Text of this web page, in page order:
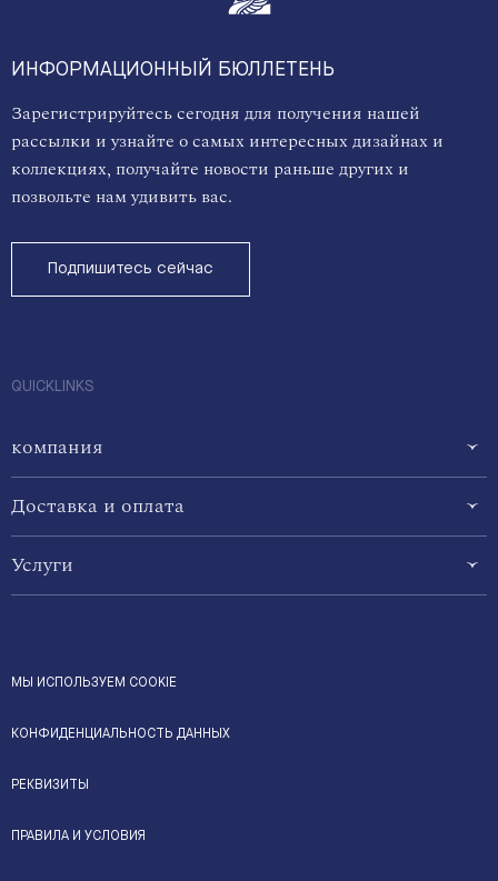
ИНФОРМАЦИОННЫЙ БЮЛЛЕТЕНЬ
Зарегистрируйтесь сегодня для получения нашей
рассылки и узнайте о самых интересных дизайнах и
коллекциях, получайте новости раньше других и
позвольте нам удивить вас.
Подпишитесь сейчас
QUICKLINKS
компания
Доставка и оплата
Услуги
МЫ ИСПОЛЬЗУЕМ COOKIE
КОНФИДЕНЦИАЛЬНОСТЬ ДАННЫХ
РЕКВИЗИТЫ
ПРАВИЛА И УСЛОВИЯ